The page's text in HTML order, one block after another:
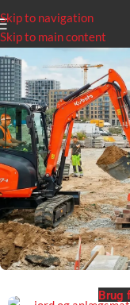
Skip to navigation
Skip to main content
Brug